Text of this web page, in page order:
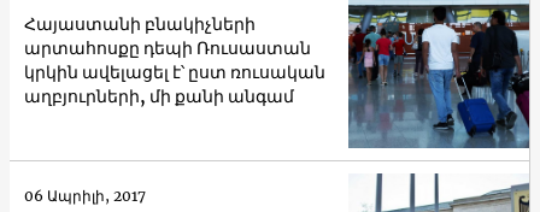
Հայաստանի բնակիչների
արտահոսքը դեպի Ռուսաստան
կրկին ավելացել է՝ ըստ ռուսական
աղբյուրների, մի քանի անգամ
06 Ապրիլի, 2017